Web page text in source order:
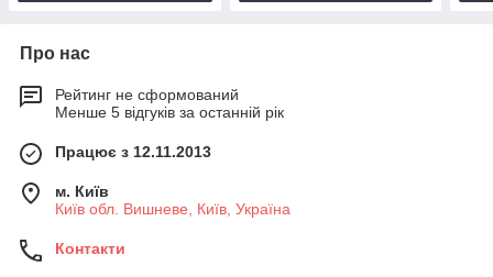
Про нас
Рейтинг не сформований
Менше 5 відгуків за останній рік
Працює з 12.11.2013
м. Київ
Київ обл. Вишневе, Київ, Україна
Контакти